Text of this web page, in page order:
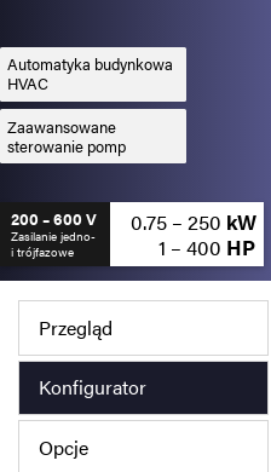
Automatyka budynkowa
HVAC
Zaawansowane
sterowanie pomp
200 – 600 V
Zasilanie jedno-
i trójfazowe
0.75 – 250 kW
1 – 400 HP
Przegląd
Konfigurator
Opcje